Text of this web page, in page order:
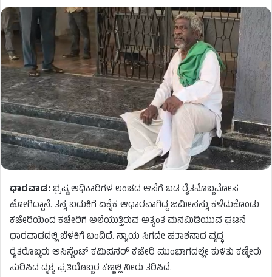
ಧಾರವಾಡ:ಭ್ರಷ್ಟ ಅಧಿಕಾರಿಗಳ ಲಂಚದ ಆಸೆಗೆ ಬಡ ರೈತನೊಬ್ಬಮೋಸ
ಹೋಗಿದ್ದಾನೆ. ತನ್ನ ಬದುಕಿಗೆ ಏಕೈಕ ಆಧಾರವಾಗಿದ್ದ ಜಮೀನನ್ನು ಕಳೆದುಕೊಂಡು
ಕಚೇರಿಯಿಂದ ಕಚೇರಿಗೆ ಅಲೆಯುತ್ತಿರುವ ಅತ್ಯಂತ ಮನಮಿಡಿಯುವ ಘಟನೆ
ಧಾರವಾಡದಲ್ಲಿ ಬೆಳಕಿಗೆ ಬಂದಿದೆ. ನ್ಯಾಯ ಸಿಗದೇ ಹತಾಶನಾದ ವೃದ್ಧ
ರೈತರೊಬ್ಬರು ಅಸಿಸ್ಟೆಂಟ್ ಕಮಿಷನರ್ ಕಚೇರಿ ಮುಂಭಾಗದಲ್ಲೇ ಕುಳಿತು ಕಣ್ಣೀರು
ಸುರಿಸಿದ ದೃಶ್ಯ ಪ್ರತಿಯೊಬ್ಬರ ಕಣ್ಣಲ್ಲಿ ನೀರು ತರಿಸಿದೆ.